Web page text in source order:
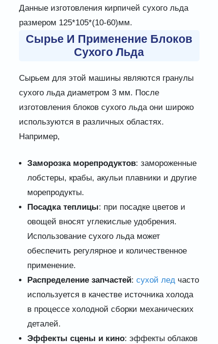
Данные изготовления кирпичей сухого льда
размером 125*105*(10-60)мм.
Сырье И Применение Блоков
Сухого Льда
Сырьем для этой машины являются гранулы
сухого льда диаметром 3 мм. После
изготовления блоков сухого льда они широко
используются в различных областях.
Например,
Заморозка морепродуктов: замороженные
лобстеры, крабы, акульи плавники и другие
морепродукты.
Посадка теплицы: при посадке цветов и
овощей вносят углекислые удобрения.
Использование сухого льда может
обеспечить регулярное и количественное
применение.
Распределение запчастей: сухой ледчасто
используется в качестве источника холода
в процессе холодной сборки механических
деталей.
Эффекты сцены и кино: эффекты облаков